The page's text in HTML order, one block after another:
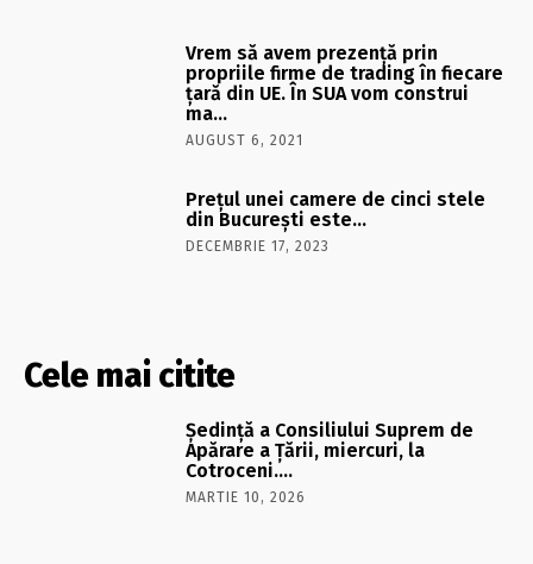
Vrem să avem prezenţă prin
propriile firme de trading în fiecare
ţară din UE. În SUA vom construi
ma…
AUGUST 6, 2021
Preţul unei camere de cinci stele
din Bucureşti este…
DECEMBRIE 17, 2023
Cele mai citite
Şedinţă a Consiliului Suprem de
Apărare a Ţării, miercuri, la
Cotroceni….
MARTIE 10, 2026